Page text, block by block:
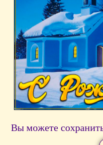
Вы можете